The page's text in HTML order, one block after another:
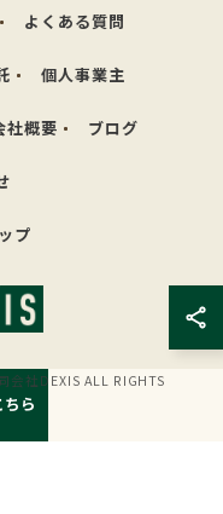
ら
よくある質問
個人事業主
社概要 ブログ
プ
社DEXIS ALL RIGHTS